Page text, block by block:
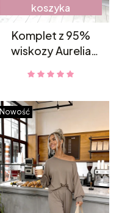
koszyka
Komplet z 95%
wiskozy Aurelia
Nowość